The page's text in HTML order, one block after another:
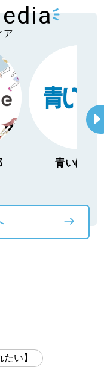
edia
ア
「北海道３大
い】